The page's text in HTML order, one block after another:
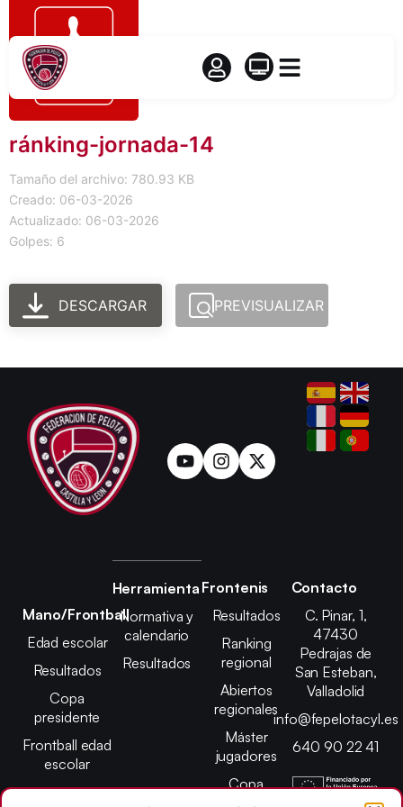
ránking-jornada-14
Tamaño del archivo: 780.93 KB
Creado: 06-03-2026
Actualizado: 06-03-2026
Golpes: 6
DESCARGAR PREVISUALIZAR
Mano/Frontball
Edad escolar
Resultados
Copa
presidente
Frontball edad
escolar
Herramienta
Normativa y
calendario
Resultados
Frontenis
Resultados
Ranking
regional
Abiertos
regionales
Máster
jugadores
Copa
presidente
Contacto
C. Pinar, 1,
47430
Pedrajas de
San Esteban,
Valladolid
info@fepelotacyl.es
640 90 22 41